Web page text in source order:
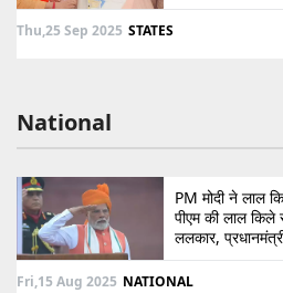
Thu,25 Sep 2025 STATES
National
PM मोदी ने लाल
पीएम की लाल किले
ललकार,
Fri,15 Aug 2025 NATIONAL